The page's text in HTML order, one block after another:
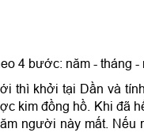
4 bước: năm - tháng -
thì khởi tại Dần và
kim đồng hồ. Khi đã
người này mất. Nếu